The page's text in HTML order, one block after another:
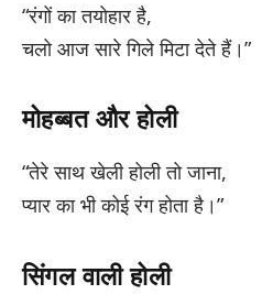
“रंगों का तयोहार है,
चलो आज सारे गिले मिटा देते हैं।”
मोहब्बत और होली
“तेरे साथ खेली होली तो जाना,
प्यार का भी कोई रंग होता है।”
सिंगल वाली होली